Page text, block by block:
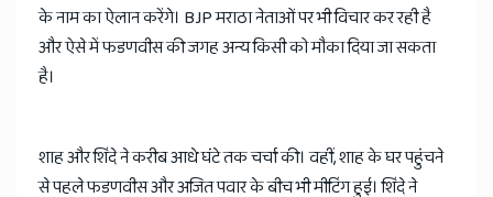
के नाम का ऐलान करेंगे। BJP मराठा नेताओं पर भी विचार कर रही है
और ऐसे में फडणवीस की जगह अन्य किसी को मौका दिया जा सकता
है।
शाह और शिंदे ने करीब आधे घंटे तक चर्चा की। वहीं, शाह के घर पहुंचने
से पहले फडणवीस और अजित पवार के बीच भी मीटिंग हुई। शिंदे ने